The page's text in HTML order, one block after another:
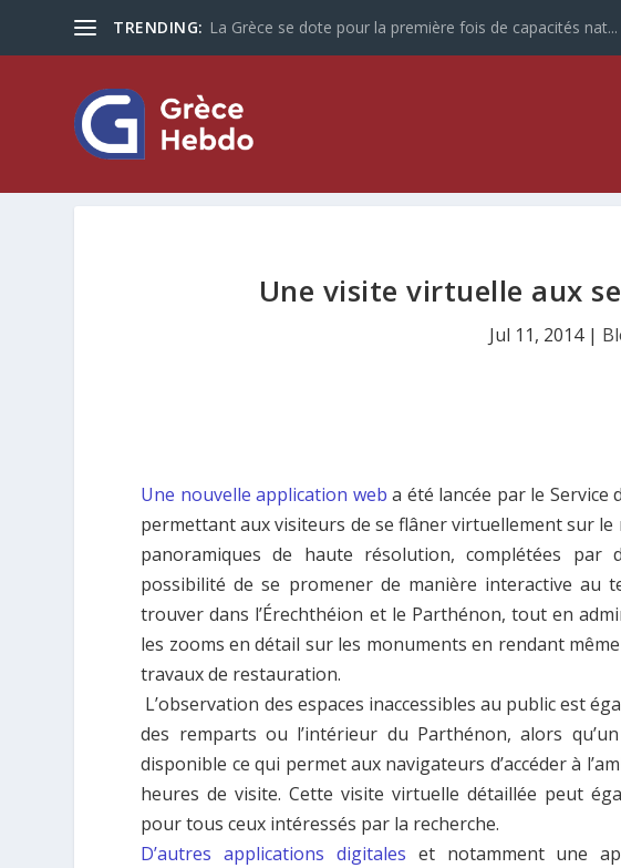
TRENDING: La Grèce se dote pour la première fois de capacités nat...
Une visite virtuelle aux
Jul 11, 2014|
Une nouvelle application web a été lancée par le Service
permettant aux visiteurs de se flâner virtuellement sur le
panoramiques de haute résolution, complétées par
possibilité de se promener de manière interactive au
trouver dans l’Érechthéion et le Parthénon, tout en
les zooms en détail sur les monuments en rendant
travaux de restauration.
L’observation des espaces inaccessibles au public est
des remparts ou l’intérieur du Parthénon, alors
disponible ce qui permet aux navigateurs d’accéder à
heures de visite. Cette visite virtuelle détaillée peut
pour tous ceux intéressés par la recherche.
D’autres applications digitales et notamment une